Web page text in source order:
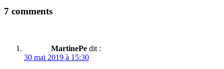
7 comments
MartinePe dit :
30 mai 2019 à 15:30